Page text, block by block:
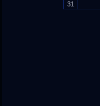
31